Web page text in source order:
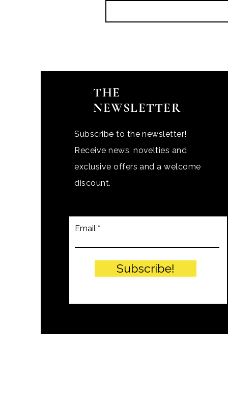
THE
NEWSLETTER
Subscribe to the newsletter!
Receive news, novelties and
exclusive offers and a welcome
discount.
Email
Subscribe!